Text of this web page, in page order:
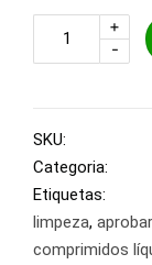
-
+
SKU:
Categoria:
Etiquetas:
limpeza,
comprimidos